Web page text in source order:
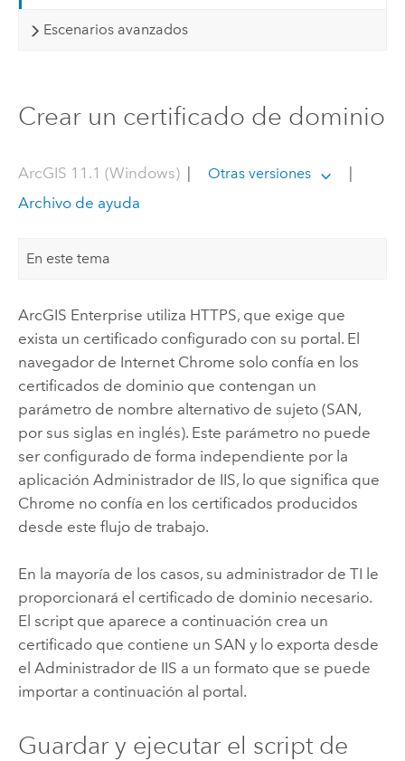
Escenarios avanzados
Crear un certificado de dominio
ArcGIS 11.1 (Windows)| Otras versiones
Archivo de ayuda
En este tema
ArcGIS Enterprise utiliza HTTPS, que exige que
exista un certificado configurado con su portal. El
navegador de Internet Chrome solo confía en los
certificados de dominio que contengan un
parámetro de nombre alternativo de sujeto (SAN,
por sus siglas en inglés). Este parámetro no puede
ser configurado de forma independiente por la
aplicación Administrador de IIS, lo que significa que
Chrome no confía en los certificados producidos
desde este flujo de trabajo.
En la mayoría de los casos, su administrador de TI le
proporcionará el certificado de dominio necesario.
El script que aparece a continuación crea un
certificado que contiene un SAN y lo exporta desde
el Administrador de IIS a un formato que se puede
importar a continuación al portal.
Guardar y ejecutar el script de